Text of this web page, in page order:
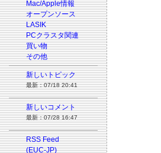
Mac/Apple情報
オープンソース
LASIK
PCクラスタ関連
買い物
その他
新しいトピック
最新：07/18 20:41
新しいコメント
最新：07/28 16:47
RSS Feed
(EUC-JP)